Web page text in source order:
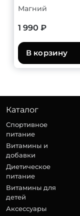
Магний
1 990 ₽
В корзину
Каталог
Спортивное
питание
Витамины и
добавки
Диетическое
питание
Витамины для
детей
Аксессуары